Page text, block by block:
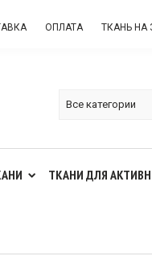
ОПЛАТА ТКАНЬ НА
ТКАНИ ДЛЯ